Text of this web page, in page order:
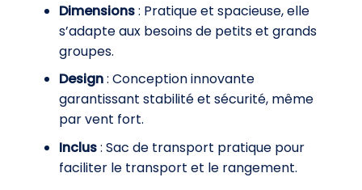
Dimensions: Pratique et spacieuse, elle
s’adapte aux besoins de petits et grands
groupes.
Design: Conception innovante
garantissant stabilité et sécurité, même
par vent fort.
Inclus: Sac de transport pratique pour
faciliter le transport et le rangement.